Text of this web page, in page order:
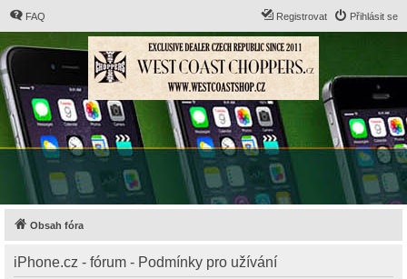
FAQ Přihlásit se
Registrovat
Obsah fóra
iPhone.cz - fórum - Podmínky pro užívání